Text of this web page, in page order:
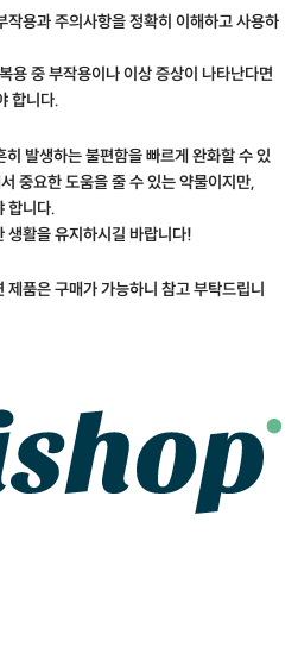
작용과 주의사항을 정확히 이해하고 사용하
용 중 부작용이나 이상 증상이 나타난다면
합니다.
발생하는 불편함을 빠르게 완화할 수 있
중요한 도움을 줄 수 있는 약물이지만,
합니다.
생활을 유지하시길 바랍니다!
품은 구매가 가능하니 참고 부탁드립니